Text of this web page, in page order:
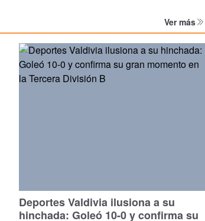
Ver más
Deportes Valdivia ilusiona a su
hinchada: Goleó 10-0 y confirma su